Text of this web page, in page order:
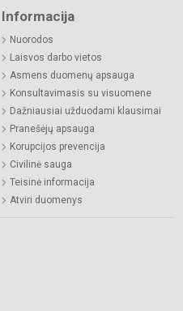
Informacija
Nuorodos
Laisvos darbo vietos
Asmens duomenų apsauga
Konsultavimasis su visuomene
Dažniausiai užduodami klausimai
Pranešėjų apsauga
Korupcijos prevencija
Civilinė sauga
Teisinė informacija
Atviri duomenys